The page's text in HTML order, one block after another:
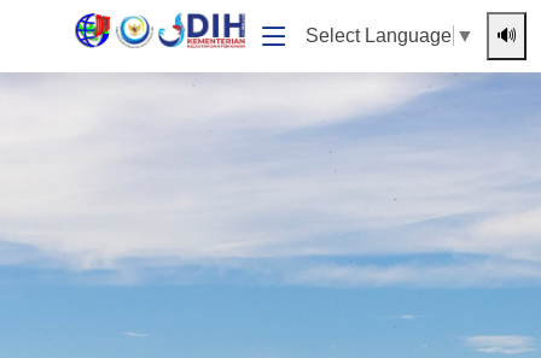
Select Language ▼ 🔊